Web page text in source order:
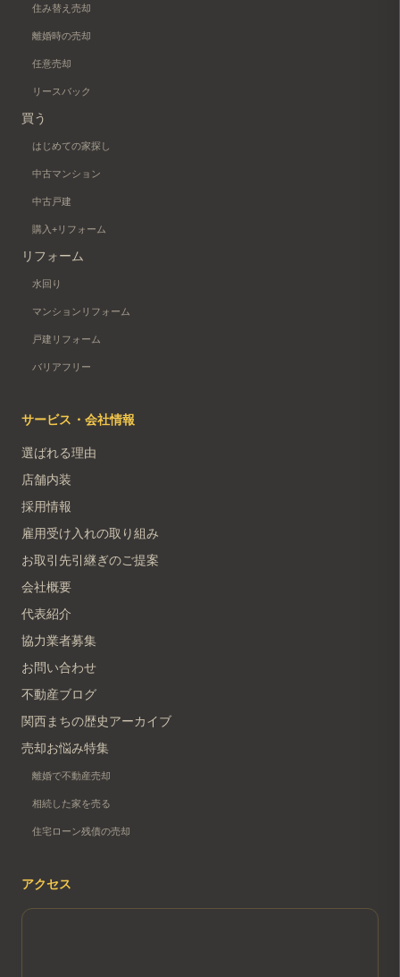
住み替え売却
離婚時の売却
任意売却
リースバック
買う
はじめての家探し
中古マンション
中古戸建
購入+リフォーム
リフォーム
水回り
マンションリフォーム
戸建リフォーム
バリアフリー
サービス・会社情報
選ばれる理由
店舗内装
採用情報
雇用受け入れの取り組み
お取引先引継ぎのご提案
会社概要
代表紹介
協力業者募集
お問い合わせ
不動産ブログ
関西まちの歴史アーカイブ
売却お悩み特集
離婚で不動産売却
相続した家を売る
住宅ローン残債の売却
アクセス